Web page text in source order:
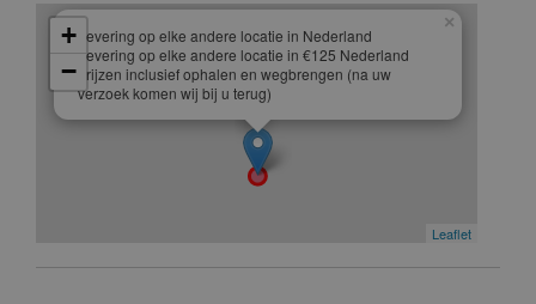
Levering op elke andere locatie in Nederland
Levering op elke andere locatie in €125 Nederland
prijzen inclusief ophalen en wegbrengen (na uw
verzoek komen wij bij u terug)
×
+
−
Leaflet